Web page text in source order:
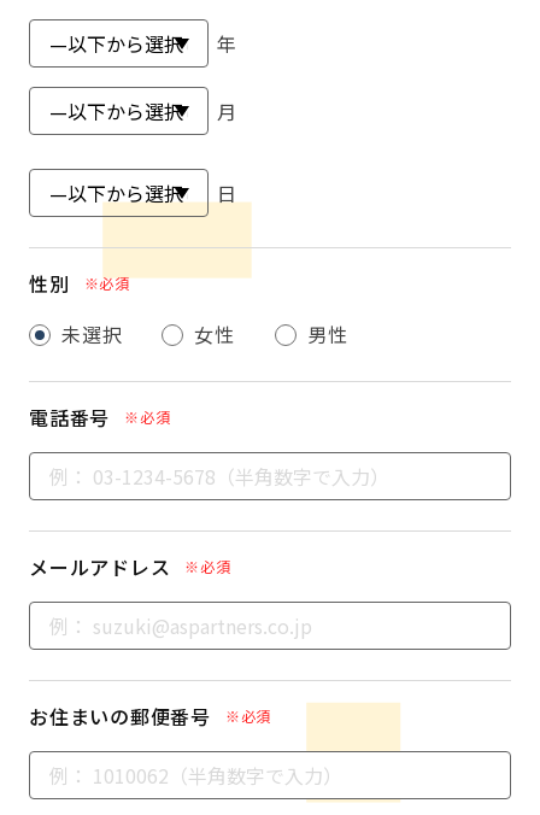
年
月
日
性別 ※必須
未選択 女性 男性
電話番号 ※必須
メールアドレス ※必須
お住まいの郵便番号 ※必須